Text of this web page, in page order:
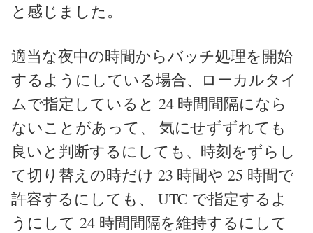
と感じました。
適当な夜中の時間からバッチ処理を開始
するようにしている場合、ローカルタイ
ムで指定していると 24 時間間隔になら
ないことがあって、 気にせずずれても
良いと判断するにしても、時刻をずらし
て切り替えの時だけ 23 時間や 25 時間で
許容するにしても、 UTC で指定するよ
うにして 24 時間間隔を維持するにして